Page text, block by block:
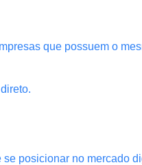
que possuem o
posicionar no mercado